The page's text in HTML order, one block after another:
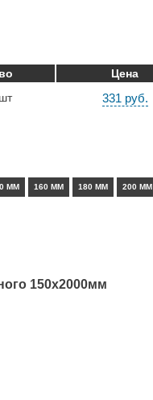
Цена
331 руб.
ММ 160 ММ 180 ММ 200 ММ
150х2000мм